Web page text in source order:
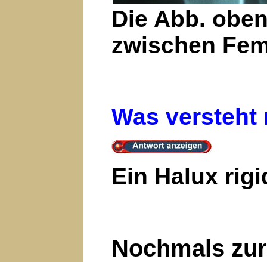
Die Abb.
zwischen
Was versteht
Ein Halux
Nochmals